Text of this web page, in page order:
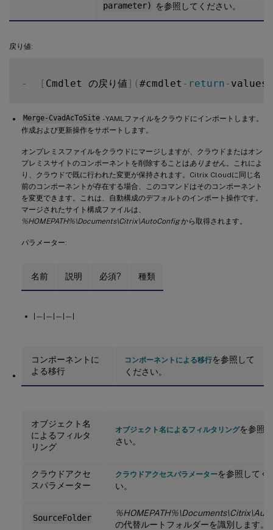
parameter)
を参照してください。
戻り値:
- [ Cmdlet の戻り値 ] (#cmdlet - return - values
Merge-CvadAcToSite - YAMLファイルをクラウドにインポートします。
作成および更新操作をサポートします。
オンプレミスファイルをクラウドにマージしますが、クラウドまたはオン
プレミスサイトのコンポーネントを削除することはありません 。これによ
り、クラウドで既に行われた変更が保持されます。Citrix Cloudに同じ名
前のコンポーネントが存在する場合、このコマンドはそのコンポーネント
を変更できます。これは、自動構成のデフォルトのインポート操作です。
マージされたサイト構成ファイルは、
%HOMEPATH%\Documents\Citrix\AutoConfigから取得されます。
パラメーター:
名前 説明 必須? 種類
|—|—|—|—|
コンポーネントに
よる移行
コンポーネントによる移行を参照して
ください。
オブジェクト名
によるフィルタ
リング
オブジェクト名によるフィルタリングを参照
さい。
クラウドアクセ
スパラメーター
クラウドアクセスパラメーターを参照してく
い。
SourceFolder
の代替ルートフォルダーを識別します。